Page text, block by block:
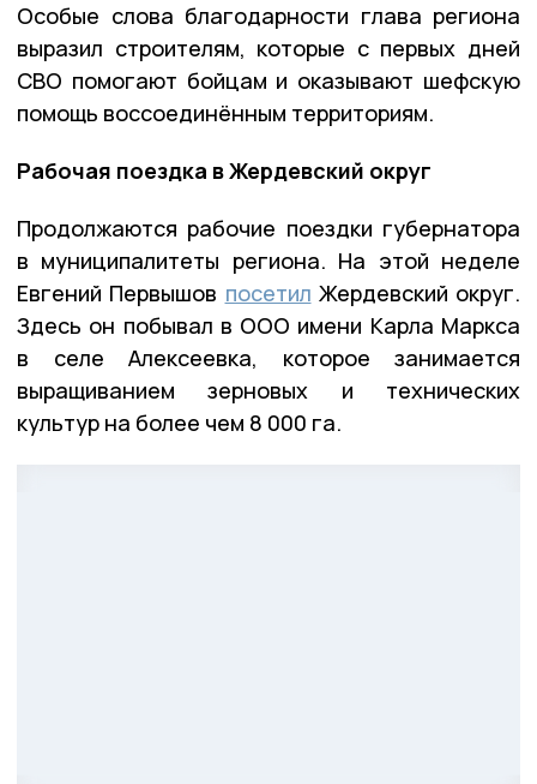
Особые слова благодарности глава региона
выразил строителям, которые с первых дней
СВО помогают бойцам и оказывают шефскую
помощь воссоединённым территориям.
Рабочая поездка в Жердевский округ
Продолжаются рабочие поездки губернатора
в муниципалитеты региона. На этой неделе
Евгений Первышов посетил Жердевский округ.
Здесь он побывал в ООО имени Карла Маркса
в селе Алексеевка, которое занимается
выращиванием зерновых и технических
культур на более чем 8 000 га.